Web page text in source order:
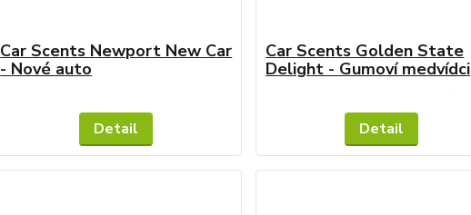
Car Scents Newport New Car
- Nové auto
Detail
Car Scents Golden State
Delight - Gumoví medvídci
Detail